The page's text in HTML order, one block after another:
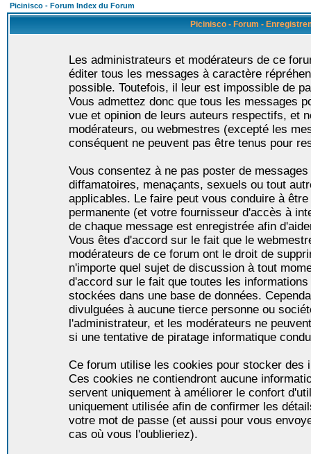
Picinisco - Forum Index du Forum
Picinisco - Forum -
Les administrateurs et modérateurs de ce
éditer tous les messages à caractère
possible. Toutefois, il leur est impossible de
Vous admettez donc que tous les messages
vue et opinion de leurs auteurs respectifs, et
modérateurs, ou webmestres (excepté les
conséquent ne peuvent pas être tenus pour
Vous consentez à ne pas poster de
diffamatoires, menaçants, sexuels ou tout
applicables. Le faire peut vous conduire à
permanente (et votre fournisseur d'accès à
de chaque message est enregistrée afin
Vous êtes d'accord sur le fait que le
modérateurs de ce forum ont le droit de
n'importe quel sujet de discussion à tout
d'accord sur le fait que toutes les
stockées dans une base de données.
divulguées à aucune tierce personne ou
l'administrateur, et les modérateurs ne
si une tentative de piratage informatique
Ce forum utilise les cookies pour stocker des
Ces cookies ne contiendront aucune
servent uniquement à améliorer le confort
uniquement utilisée afin de confirmer les
votre mot de passe (et aussi pour vous
cas où vous l'oublieriez).